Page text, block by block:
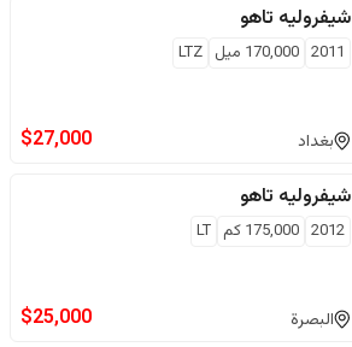
شيفروليه تاهو
2011
170,000 ميل LTZ
بغداد $27,000
شيفروليه تاهو
2012
175,000 كم LT
البصرة $25,000